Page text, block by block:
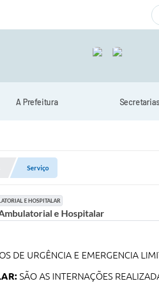
A Prefeitura
Serviço
E HOSPITALAR
e Hospitalar
DE URGÊNCIA E EMERGENCIA
SÃO AS INTERNAÇÕES